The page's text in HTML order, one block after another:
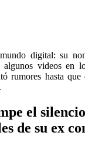
digital: su
videos en
rumores hasta
el
de su ex